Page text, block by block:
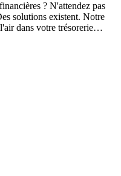
? N'attendez pas
solutions existent. Notre
dans votre trésorerie…